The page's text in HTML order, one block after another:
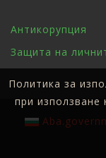
Антикорупция
Защита на
Политика за
при използване